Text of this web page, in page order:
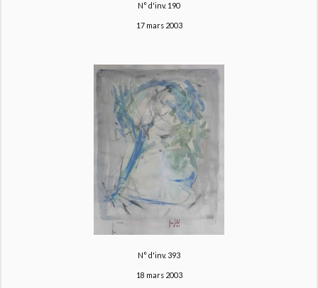
N° d'inv. 190
17 mars 2003
N° d'inv. 393
18 mars 2003